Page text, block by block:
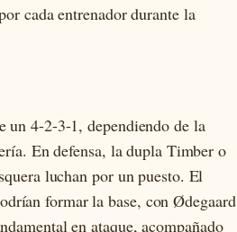
cada entrenador durante la
un 4-2-3-1, dependiendo de la
En defensa, la dupla Timber o
luchan por un puesto. El
formar la base, con Ødegaard
en ataque, acompañado